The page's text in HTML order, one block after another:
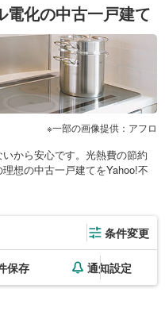
電化の中古一戸建て
一部の画像提供：アフロ
から安心です。光熱費の節約
想の中古一戸建てをYahoo!不
条件変更
保存 通知設定